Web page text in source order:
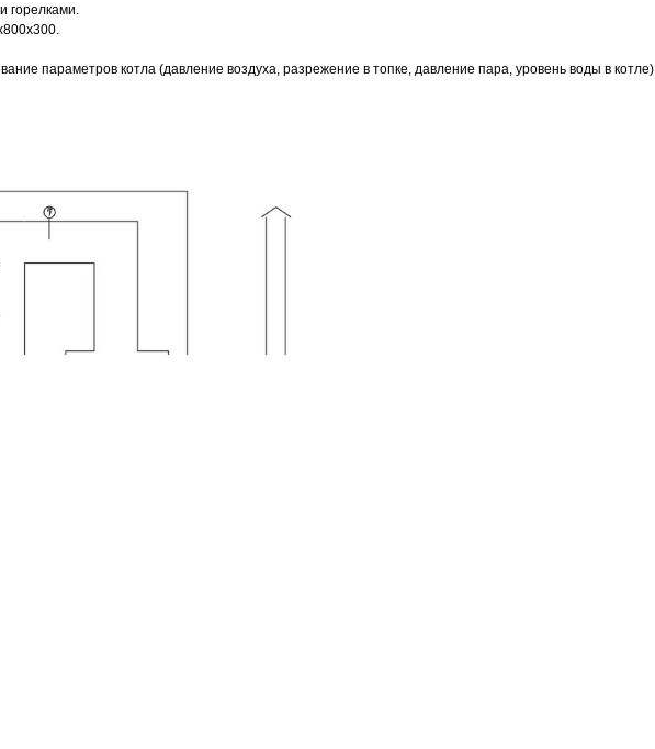
параметров котла (давление воздуха, разрежение в топке, давление пара, уровень воды в котле).